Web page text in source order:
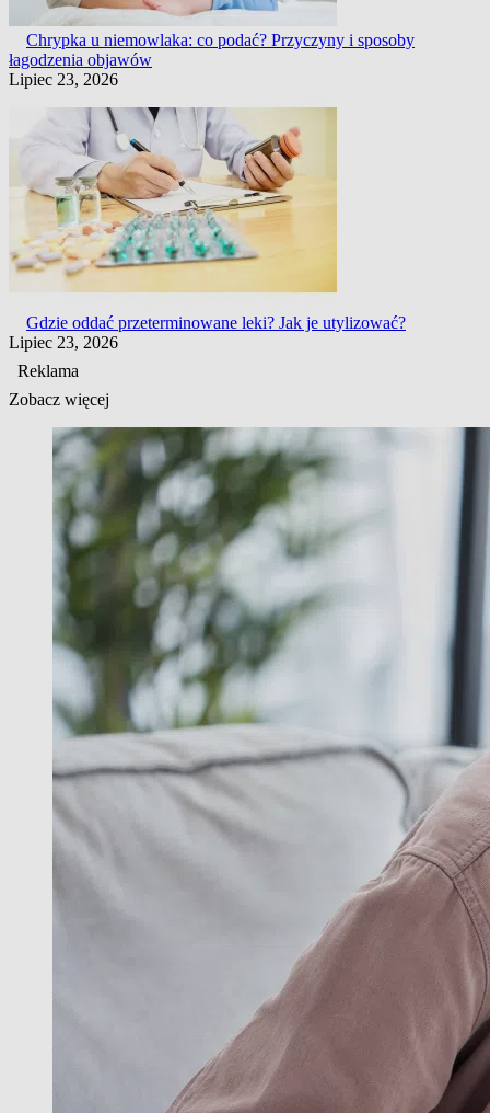
Chrypka u niemowlaka: co podać? Przyczyny i sposoby
łagodzenia objawów
Lipiec 23, 2026
Gdzie oddać przeterminowane leki? Jak je utylizować?
Lipiec 23, 2026
Reklama
Zobacz więcej